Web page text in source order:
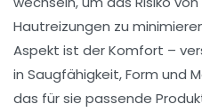
Hautreizungen zu
Aspekt ist der Komfort –
in Saugfähigkeit, Form und
das für sie passende